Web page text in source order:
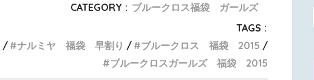
CATEGORY : ブルークロス福袋 ガールズ
TAGS :
ナルミヤ 福袋 早割り
ブルークロス 福袋 2015
ブルークロスガールズ 福袋 2015